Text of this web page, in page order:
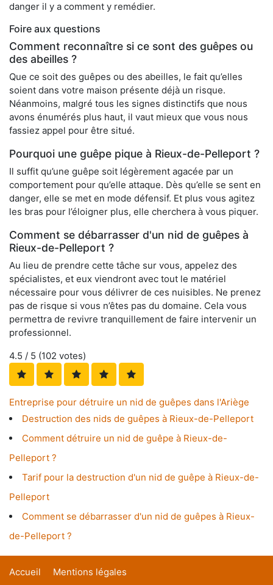
danger il y a comment y remédier.
Foire aux questions
Comment reconnaître si ce sont des guêpes ou
des abeilles ?
Que ce soit des guêpes ou des abeilles, le fait qu’elles
soient dans votre maison présente déjà un risque.
Néanmoins, malgré tous les signes distinctifs que nous
avons énumérés plus haut, il vaut mieux que vous nous
fassiez appel pour être situé.
Pourquoi une guêpe pique à Rieux-de-Pelleport ?
Il suffit qu’une guêpe soit légèrement agacée par un
comportement pour qu’elle attaque. Dès qu’elle se sent en
danger, elle se met en mode défensif. Et plus vous agitez
les bras pour l’éloigner plus, elle cherchera à vous piquer.
Comment se débarrasser d'un nid de guêpes à
Rieux-de-Pelleport ?
Au lieu de prendre cette tâche sur vous, appelez des
spécialistes, et eux viendront avec tout le matériel
nécessaire pour vous délivrer de ces nuisibles. Ne prenez
pas de risque si vous n’êtes pas du domaine. Cela vous
permettra de revivre tranquillement de faire intervenir un
professionnel.
4.5 / 5 (102 votes)
Entreprise pour détruire un nid de guêpes dans l'Ariège
Destruction des nids de guêpes à Rieux-de-Pelleport
Comment détruire un nid de guêpe à Rieux-de-
Pelleport ?
Tarif pour la destruction d'un nid de guêpe à Rieux-de-
Pelleport
Comment se débarrasser d'un nid de guêpes à Rieux-
de-Pelleport ?
Accueil Mentions légales